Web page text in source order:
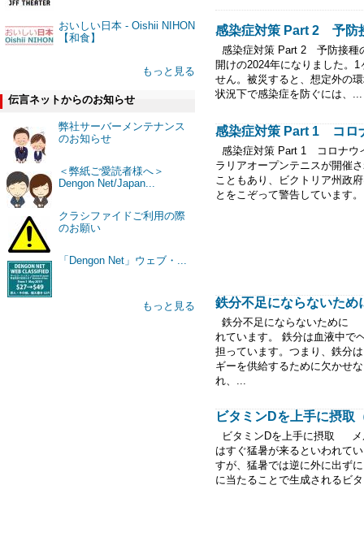
おいしい日本 - Oishii NIHON
【和食】
もっと見る
伝言ネットからのお知らせ
弊社サーバーメンテナンス
のお知らせ
＜弊紙ご愛読者様へ＞
Dengon Net/Japan...
クラシファイドご利用の際
のお願い
「Dengon Net」ウェブ・...
もっと見る
感染症対策 Part 2 予防
感染症対策 Part 2 予防接種
開けの2024年になりました。
せん。被災すると、想定外の
状況下で感染症を防ぐには、...
感染症対策 Part 1 コロ
感染症対策 Part 1 コロナウ
ラリアオープンテニスが開催
こともあり、ビクトリア州政
とをこぞって警告しています
鉄分不足にならないため
鉄分不足にならないために
れています。 鉄分は血液中で
担っています。つまり、鉄分
ギーを供給するために欠かせ
れ、...
ビタミンDを上手に摂取
ビタミンDを上手に摂取 メ
はすぐ猛暑が来るといわれて
すが、猛暑では逆に外に出ず
に当たることで生成されるビ